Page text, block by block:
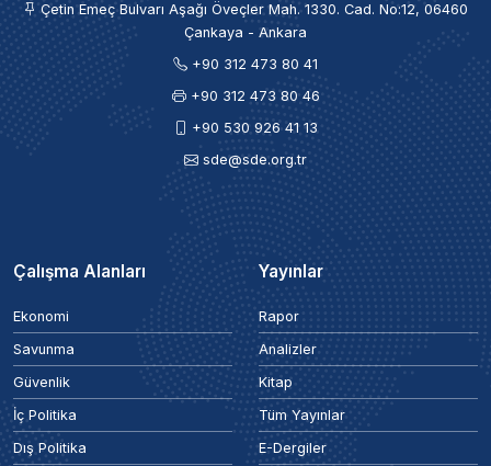
Çetin Emeç Bulvarı Aşağı Öveçler Mah. 1330. Cad. No:12, 06460
Çankaya - Ankara
+90 312 473 80 41
+90 312 473 80 46
+90 530 926 41 13
sde@sde.org.tr
Çalışma Alanları
Ekonomi
Savunma
Güvenlik
İç Politika
Dış Politika
Yayınlar
Rapor
Analizler
Kitap
Tüm Yayınlar
E-Dergiler